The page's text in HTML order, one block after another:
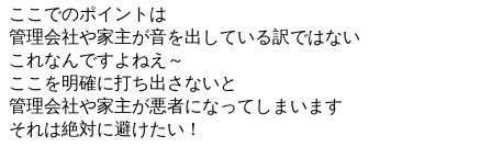
ここでのポイントは
管理会社や家主が音を出している訳ではない
これなんですよねえ～
ここを明確に打ち出さないと
管理会社や家主が悪者になってしまいます
それは絶対に避けたい！